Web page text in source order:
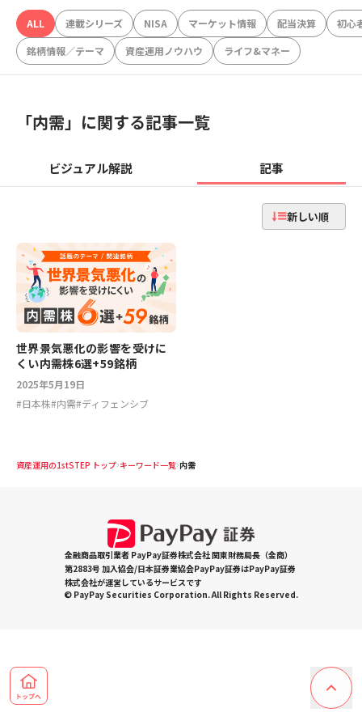
ALL 連載シリーズ NISA マーケット情報 配当決算
初心
銘柄情報／テーマ
資産運用ノウハウ ライフ&マネー
「内需」に関する記事一覧
ビジュアル解説 記事
新しい順
世界景気悪化の影響を受けに
くい内需株6選+59銘柄
2025年5月19日
#日本株#内需#ディフェンシブ
資産運用の1stSTEP トップ キーワード一覧 内需
金融商品取引業者 PayPay証券株式会社 関東財務局長（金商）
第2883号 加入協会/日本証券業協会PayPay証券はPayPay証券
株式会社が運営しているサービスです
© PayPay Securities Corporation. All Rights Reserved.